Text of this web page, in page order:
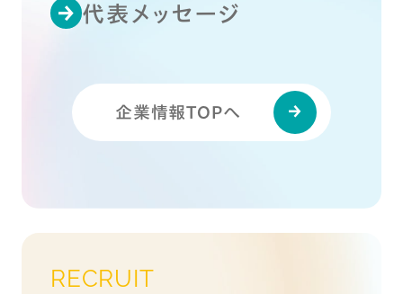
代表メッセージ
企業情報TOPへ
RECRUIT